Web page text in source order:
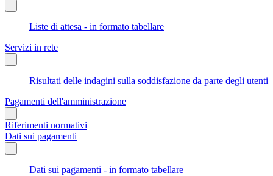
Liste di attesa - in formato tabellare
Servizi in rete
Risultati delle indagini sulla soddisfazione da parte degli utenti
Pagamenti dell'amministrazione
Riferimenti normativi
Dati sui pagamenti
Dati sui pagamenti - in formato tabellare